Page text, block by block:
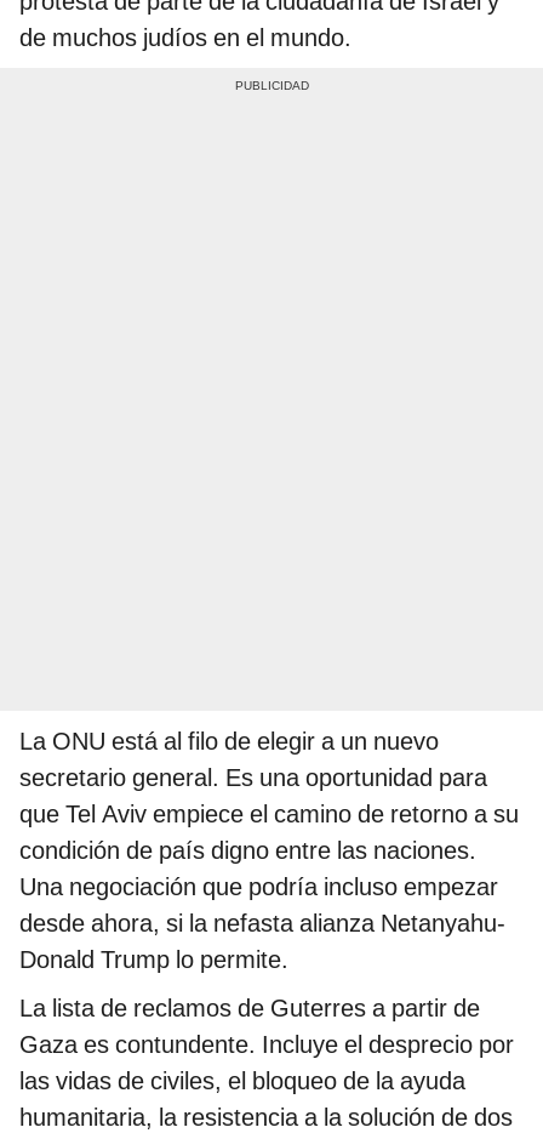
de muchos judíos en el mundo.
La ONU está al filo de elegir a un nuevo
secretario general. Es una oportunidad para
que Tel Aviv empiece el camino de retorno a su
condición de país digno entre las naciones.
Una negociación que podría incluso empezar
desde ahora, si la nefasta alianza Netanyahu-
Donald Trump lo permite.
La lista de reclamos de Guterres a partir de
Gaza es contundente. Incluye el desprecio por
las vidas de civiles, el bloqueo de la ayuda
humanitaria, la resistencia a la solución de dos